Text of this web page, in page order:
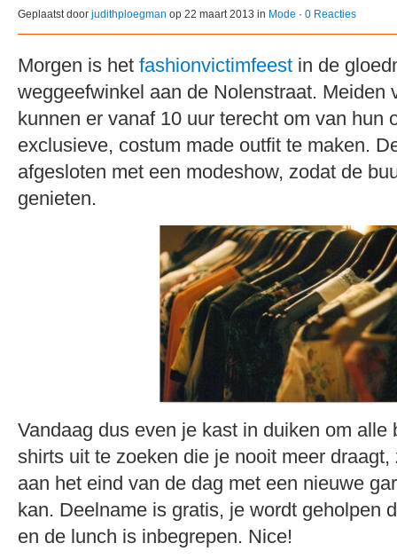
Geplaatst door judithploegman op 22 maart 2013 in Mode · 0 Reacties
Morgen is het fashionvictimfeest in de
weggeefwinkel aan de Nolenstraat. Meiden
kunnen er vanaf 10 uur terecht om van hun
exclusieve, costum made outfit te maken.
afgesloten met een modeshow, zodat de
genieten.
Vandaag dus even je kast in duiken om alle
shirts uit te zoeken die je nooit meer draagt,
aan het eind van de dag met een nieuwe
kan. Deelname is gratis, je wordt geholpen
en de lunch is inbegrepen. Nice!